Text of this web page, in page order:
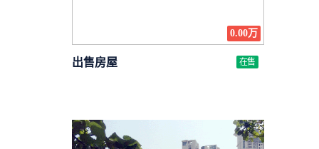
0.00万
出售房屋 在售